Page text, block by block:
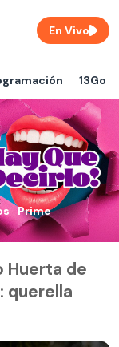
13Go
En Vivo
Prime
Huerta de
querella